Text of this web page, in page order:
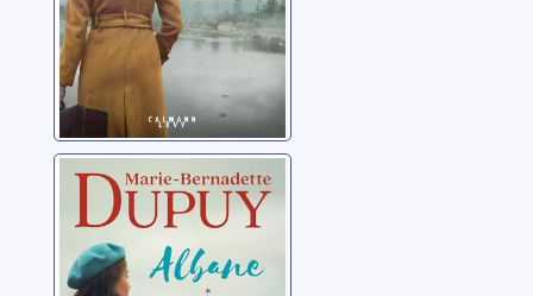
Albane 01: Un
ciel d'orage
Dupuy, Marie-
Bernadette